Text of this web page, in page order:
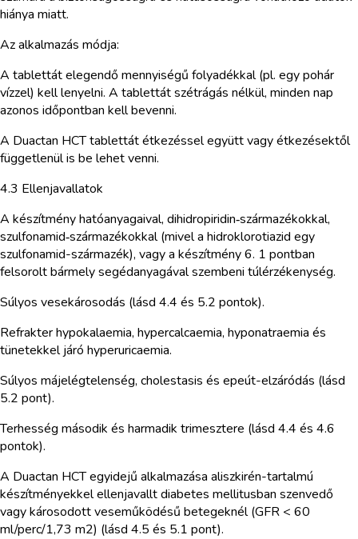
hiánya miatt.
Az alkalmazás módja:
A tablettát elegendő mennyiségű folyadékkal (pl. egy pohár
vízzel) kell lenyelni. A tablettát szétrágás nélkül, minden nap
azonos időpontban kell bevenni.
A Duactan HCT tablettát étkezéssel együtt vagy étkezésektől
függetlenül is be lehet venni.
4.3 Ellenjavallatok
A készítmény hatóanyagaival, dihidropiridin‑származékokkal,
szulfonamid‑származékokkal (mivel a hidroklorotiazid egy
szulfonamid-származék), vagy a készítmény 6. 1 pontban
felsorolt bármely segédanyagával szembeni túlérzékenység.
Súlyos vesekárosodás (lásd 4.4 és 5.2 pontok).
Refrakter hypokalaemia, hypercalcaemia, hyponatraemia és
tünetekkel járó hyperuricaemia.
Súlyos májelégtelenség, cholestasis és epeút-elzáródás (lásd
5.2 pont).
Terhesség második és harmadik trimesztere (lásd 4.4 és 4.6
pontok).
A Duactan HCT egyidejű alkalmazása aliszkirén-tartalmú
készítményekkel ellenjavallt diabetes mellitusban szenvedő
vagy károsodott veseműködésű betegeknél (GFR < 60
ml/perc/1,73 m2) (lásd 4.5 és 5.1 pont).